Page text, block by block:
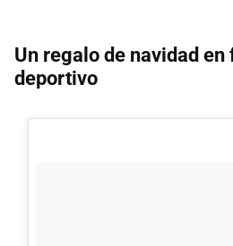
Un regalo de navidad en
deportivo